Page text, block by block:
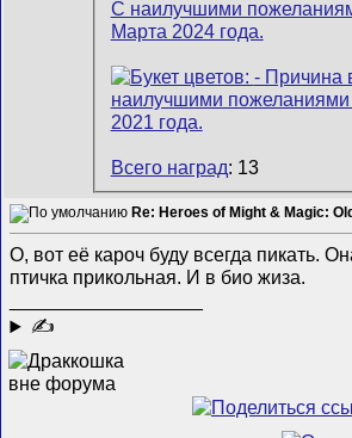
Всего наград: 13
Re: Heroes of Might & Magic:
О, вот её кароч буду всегда пикать.
птичка прикольная. И в био жиза.
✍